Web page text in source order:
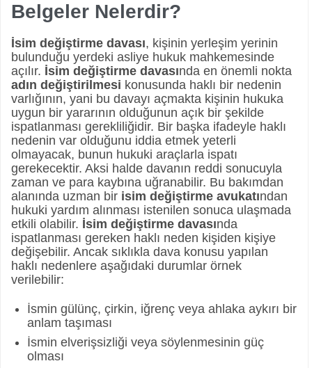
Belgeler Nelerdir?
İsim değiştirme davası, kişinin yerleşim yerinin
bulunduğu yerdeki asliye hukuk mahkemesinde
açılır. İsim değiştirme davasında en önemli nokta
adın değiştirilmesi konusunda haklı bir nedenin
varlığının, yani bu davayı açmakta kişinin hukuka
uygun bir yararının olduğunun açık bir şekilde
ispatlanması gerekliliğidir. Bir başka ifadeyle haklı
nedenin var olduğunu iddia etmek yeterli
olmayacak, bunun hukuki araçlarla ispatı
gerekecektir. Aksi halde davanın reddi sonucuyla
zaman ve para kaybına uğranabilir. Bu bakımdan
alanında uzman bir isim değiştirme avukatından
hukuki yardım alınması istenilen sonuca ulaşmada
etkili olabilir. İsim değiştirme davasında
ispatlanması gereken haklı neden kişiden kişiye
değişebilir. Ancak sıklıkla dava konusu yapılan
haklı nedenlere aşağıdaki durumlar örnek
verilebilir:
İsmin gülünç, çirkin, iğrenç veya ahlaka aykırı bir
anlam taşıması
İsmin elverişsizliği veya söylenmesinin güç
olması